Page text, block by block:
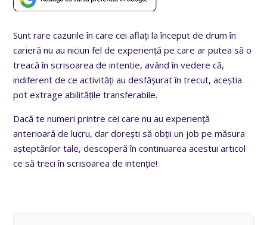
Sunt rare cazurile în care cei aflați la început de drum în
carieră nu au niciun fel de experiență pe care ar putea să o
treacă în scrisoarea de intentie, având în vedere că,
indiferent de ce activități au desfășurat în trecut, aceștia
pot extrage abilitățile transferabile.
Dacă te numeri printre cei care nu au experiență
anterioară de lucru, dar dorești să obții un job pe măsura
așteptărilor tale, descoperăîn continuarea acestui articol
ce să treci în scrisoarea de intenție!